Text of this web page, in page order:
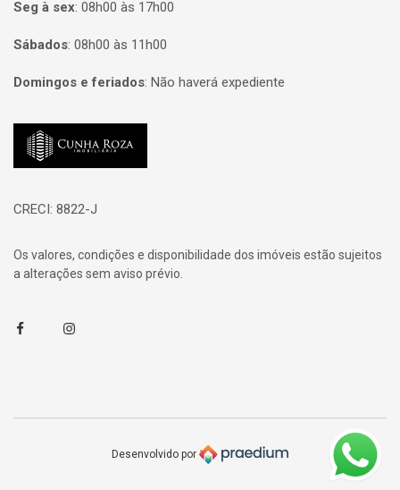
Seg à sex: 08h00 às 17h00
Sábados: 08h00 às 11h00
Domingos e feriados: Não haverá expediente
Página inicial
CRECI: 8822-J
Os valores, condições e disponibilidade dos imóveis estão sujeitos
a alterações sem aviso prévio.
FacebookInstagram
Desenvolvido por